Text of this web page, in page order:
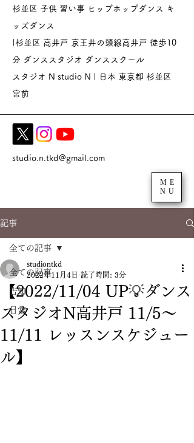
杉並区 子供 習い事 ヒップホップダンス キ
ッズダンス
|杉並区 高井戸 京王井の頭線高井戸 徒歩10
分 ダンススタジオ ダンススクール
スタジオ N studio N | 日本 東京都 杉並区
宮前
studio.n.tkd@gmail.com
ME
NU
記事
全ての記事
告知
日常
全ての記事
【2022/11/04 UP💡ダンス
スタジオN高井戸 11/5〜
11/11 レッスンスケジュー
ル】
studiontkd
2022年11月4日 読了時間: 3分